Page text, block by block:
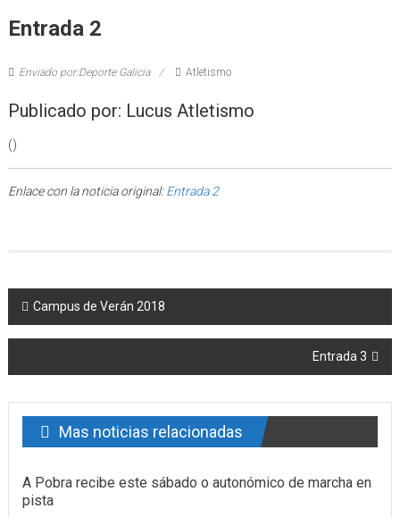
Entrada 2
Enviado por:Deporte Galicia Atletismo
Publicado por: Lucus Atletismo
()
Enlace con la noticia original:Entrada 2
Post navigation
Campus de Verán 2018
Entrada 3
Mas noticias relacionadas
A Pobra recibe este sábado o autonómico de marcha en
pista